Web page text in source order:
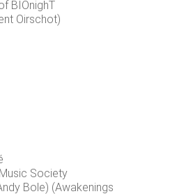
BIOnighT
Oirschot)
Society
Bole) (Awakenings